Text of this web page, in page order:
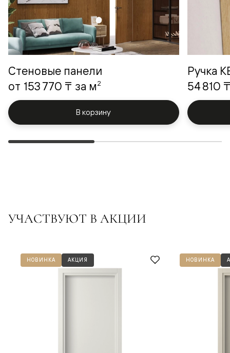
Стеновые панели
от 153 770 ₸ за м2
В корзину
Ручка
54 810 ₸
УЧАСТВУЮТ В АКЦИИ
НОВИНКА АКЦИЯ НОВИНКА